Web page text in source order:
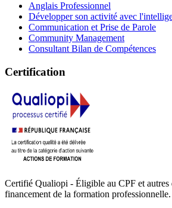
Anglais Professionnel
Développer son activité avec
Communication et Prise de Parole
Community Management
Consultant Bilan de Compétences
Certification
Certifié Qualiopi - Éligible au CPF et autres
financement de la formation professionnelle.